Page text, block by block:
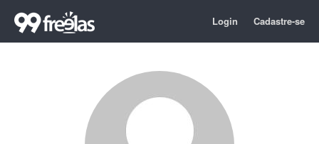
Login Cadastre-se